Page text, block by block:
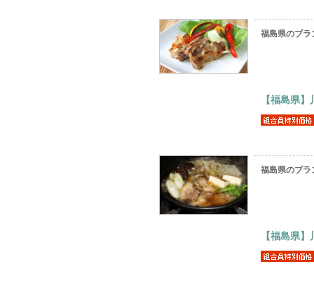
福島県のブラ
【福島県
福島県のブラ
【福島県